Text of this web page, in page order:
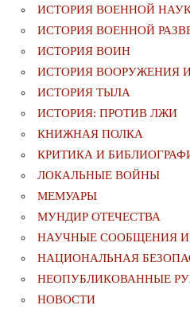
ИСТОРИЯ ВОЕННОЙ
ИСТОРИЯ ВОЕННОЙ
ИСТОРИЯ ВОИН
ИСТОРИЯ ВООРУЖЕНИЯ
ИСТОРИЯ ТЫЛА
ИСТОРИЯ: ПРОТИВ ЛЖИ
КНИЖНАЯ ПОЛКА
КРИТИКА И
ЛОКАЛЬНЫЕ ВОЙНЫ
МЕМУАРЫ
МУНДИР ОТЕЧЕСТВА
НАУЧНЫЕ СООБЩЕНИЯ
НАЦИОНАЛЬНАЯ
НЕОПУБЛИКОВАННЫЕ
НОВОСТИ